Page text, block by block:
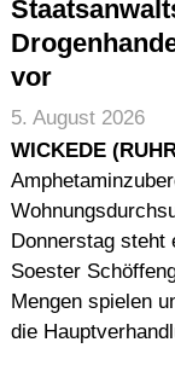
vor
5. August 2026
WICKEDE
Donnerstag steht
Soester
Mengen spielen
die